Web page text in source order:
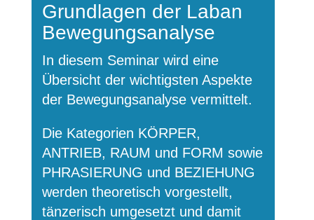
Grundlagen der Laban
Bewegungsanalyse
In diesem Seminar wird eine
Übersicht der wichtigsten Aspekte
der Bewegungsanalyse vermittelt.
Die Kategorien KÖRPER,
ANTRIEB, RAUM und FORM sowie
PHRASIERUNG und BEZIEHUNG
werden theoretisch vorgestellt,
tänzerisch umgesetzt und damit